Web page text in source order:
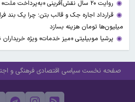
روایت ۲۰ سال نقش‌آفرینی «به‌پرداخت ملت» در اقتصاد دیجیتال ایران
قرارداد اجاره جک و قالب بتن؛ چرا یک بند
میلیون‌ها تومان هزینه بسازد
پرشیا موبیلیتی «میز خدمات» ویژه خریداران
صفحه نخست سیاسی اقتصادی فرهنگی و